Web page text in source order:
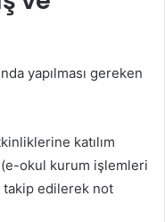
yapılması gereken
katılım
okul kurum işlemleri
takip edilerek not